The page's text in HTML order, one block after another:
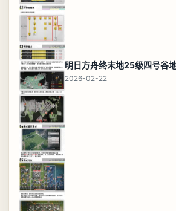
2026-02-22